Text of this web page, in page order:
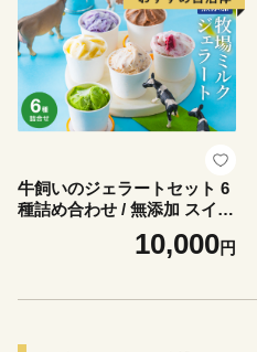
牛飼いのジェラートセット 6
種詰め合わせ / 無添加 スイー
ツ ジェラート シャーベット
アイスクリーム 卵 小麦粉不
10,000円